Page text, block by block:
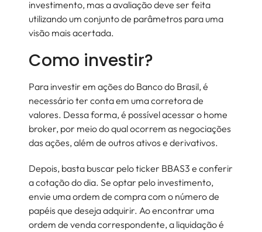
investimento, mas a avaliação deve ser feita
utilizando um conjunto de parâmetros para uma
visão mais acertada.
Como investir?
Para investir em ações do Banco do Brasil, é
necessário ter conta em uma corretora de
valores. Dessa forma, é possível acessar o home
broker, por meio do qual ocorrem as negociações
das ações, além de outros ativos e derivativos.
Depois, basta buscar pelo ticker BBAS3 e conferir
a cotação do dia. Se optar pelo investimento,
envie uma ordem de compra com o número de
papéis que deseja adquirir. Ao encontrar uma
ordem de venda correspondente, a liquidação é